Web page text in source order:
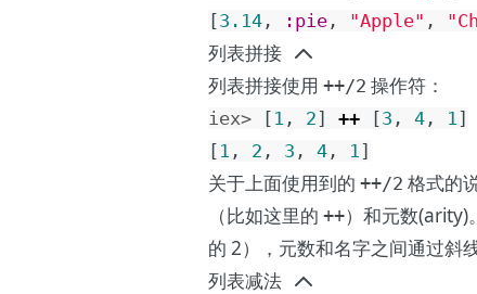
[3.14 , :pie , "Apple" ,
列表拼接
列表拼接使用 ++/2 操作符：
iex> [ 1 , 2] ++ [3 , 4 , 1]
[ 1 , 2 , 3 , 4 , 1]
关于上面使用到的 ++/2 格式的
（比如这里的 ++）和元数(arity)
的 2），元数和名字之间通过斜
列表减法